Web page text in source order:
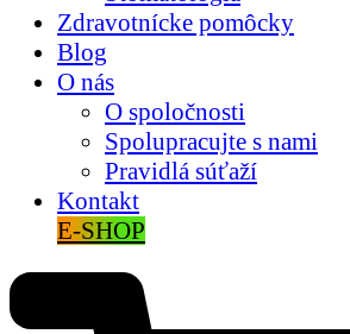
Zdravotnícke pomôcky
Blog
O nás
O spoločnosti
Spolupracujte s nami
Pravidlá súťaží
Kontakt
E-SHOP